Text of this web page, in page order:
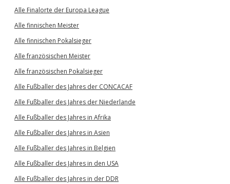
Alle Finalorte der Europa League
Alle finnischen Meister
Alle finnischen Pokalsieger
Alle französischen Meister
Alle französischen Pokalsieger
Alle Fußballer des Jahres der CONCACAF
Alle Fußballer des Jahres der Niederlande
Alle Fußballer des Jahres in Afrika
Alle Fußballer des Jahres in Asien
Alle Fußballer des Jahres in Belgien
Alle Fußballer des Jahres in den USA
Alle Fußballer des Jahres in der DDR